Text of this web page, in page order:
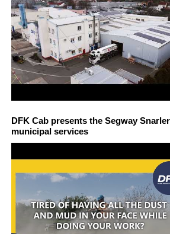
DFK Cab presents the Segway
municipal services